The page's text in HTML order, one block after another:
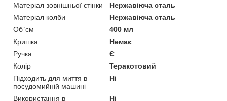
Матеріал зовнішньої стінки
Нержавіюча сталь
Матеріал колби
Нержавіюча сталь
Об`єм
400 мл
Кришка
Немає
Ручка
Є
Колір
Теракотовий
Підходить для миття в
посудомийній машині
Ні
Використання в Ні